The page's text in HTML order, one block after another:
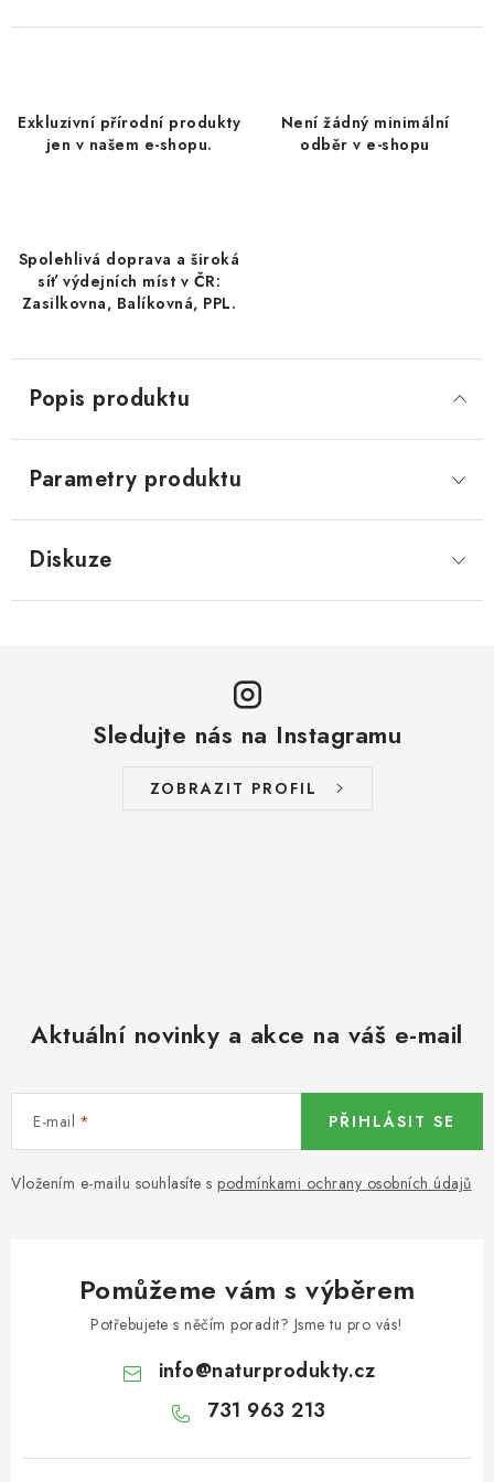
LYOFILIZOVANÉ OVOCE
KOŘENÍ / TEKUTÁ OCHUCOVADLA/OMÁČKY
SUŠENÉ OVOCE / MERUŇKY SÍŘENÉ / MERUŇKY
LYOFILIZOVANÉ OVOCE / MANGO
LYOFILIZOVANÉ OVOCE / JAHODY
OŘECHY PRAŽENÉ, SOLENÉ A DOCHUCENÉ /
PISTÁCIE PRAŽENÉ SOLENÉ
DÁRKOVÉ POUKAZY
OŘECHY NATURAL / MANDLE
OŘECHY NATURAL / KEŠU OŘECHY / KEŠU OŘECHY
CELÉ NATURAL
OŘECHY NATURAL / PODZEMNICE (ARAŠÍDY) /
PODZEMNICE OLEJNÁ BLANŠÍROVANÁ
Exkluzivní přírodní produkty
jen v našem e-shopu.
Není žádný minimální
odběr v e-shopu
Spolehlivá doprava a široká
síť výdejních míst v ČR:
Zasilkovna, Balíkovná, PPL.
Popis produktu
Parametry produktu
Diskuze
Sledujte nás na Instagramu
ZOBRAZIT PROFIL
Aktuální novinky a akce na váš e-mail
E-mail
Vložením e-mailu souhlasíte s podmínkami ochrany osobních údajů
PŘIHLÁSIT SE
Pomůžeme vám s výběrem
Potřebujete s něčím poradit? Jsme tu pro vás!
info@naturprodukty.cz
731 963 213